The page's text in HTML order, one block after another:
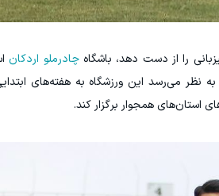
را از دست دهد، باشگاهچادرملو اردکان
نظر می‌رسد این ورزشگاه به هفته‌های